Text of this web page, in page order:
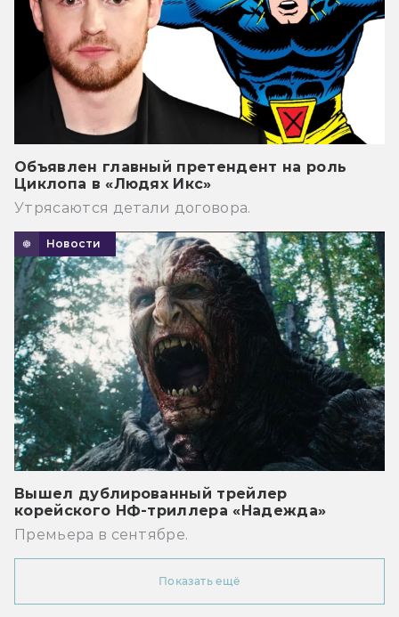
Объявлен главный претендент на роль
Циклопа в «Людях Икс»
Утрясаются детали договора.
Новости
Вышел дублированный трейлер
корейского НФ-триллера «Надежда»
Премьера в сентябре.
Показать ещё